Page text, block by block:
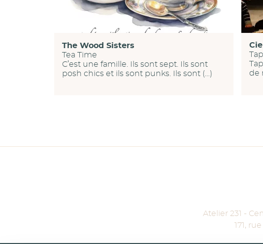
The Wood Sisters
Tea Time
C’est une famille. Ils sont sept. Ils sont
posh chics et ils sont punks. Ils sont (…)
de
Atelier 231 -
171,